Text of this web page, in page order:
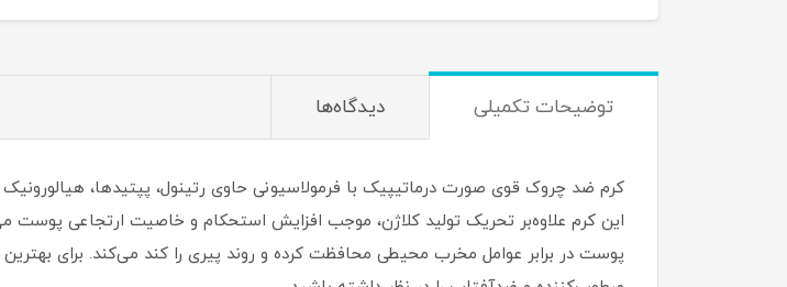
توضیحات تکمیلی دیدگاه‌ها
این کرم علاوه‌بر تحریک تولید کلاژن، موجب افزایش استحکام و خاصیت ارتجاعی پوست
پوست در برابر عوامل مخرب محیطی محافظت کرده و روند پیری را کند می‌کند. برای